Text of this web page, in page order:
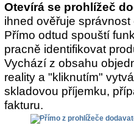
Otevírá se prohlížeč
ihned ověřuje správnost
Přímo odtud spouští
pracně identifikovat
Vychází z obsahu
reality a "kliknutím"
skladovou příjemku,
fakturu.